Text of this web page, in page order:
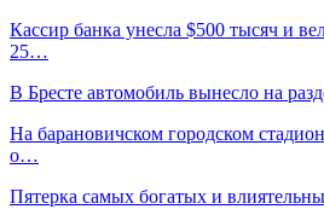
Кассир банка унесла $500 тысяч и
25…
В Бресте автомобиль вынесло на
На барановичском городском
о…
Пятерка самых богатых и